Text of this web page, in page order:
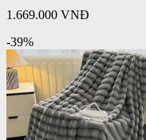
1.669.000 VNĐ
-39%